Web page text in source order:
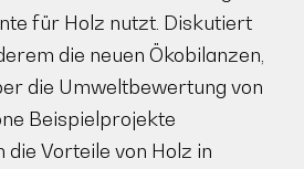
für Holz nutzt. Diskutiert
die neuen Ökobilanzen,
die Umweltbewertung von
Beispielprojekte
Vorteile von Holz in